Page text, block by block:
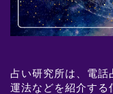
占い研究所は、電話
運法などを紹介する